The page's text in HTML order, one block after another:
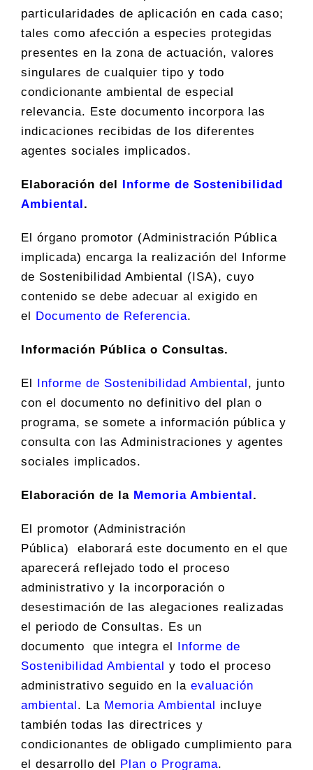
particularidades de aplicación en cada caso;
tales como afección a especies protegidas
presentes en la zona de actuación, valores
singulares de cualquier tipo y todo
condicionante ambiental de especial
relevancia. Este documento incorpora las
indicaciones recibidas de los diferentes
agentes sociales implicados.
Elaboración del
Informe de Sostenibilidad
Ambiental .
El órgano promotor (Administración Pública
implicada) encarga la realización del Informe
de Sostenibilidad Ambiental (ISA), cuyo
contenido se debe adecuar al exigido en
el
Documento de Referencia.
Información Pública o Consultas.
El Informe de Sostenibilidad Ambiental , junto
con el documento no definitivo del plan o
programa, se somete a información pública y
consulta con las Administraciones y agentes
sociales implicados.
Elaboración de la Memoria Ambiental .
El promotor (Administración
Pública) elaborará este documento en el que
aparecerá reflejado todo el proceso
administrativo y la incorporación o
desestimación de las alegaciones realizadas
el periodo de Consultas. Es un
documento que integra el
Informe de
Sostenibilidad Ambiental y todo el proceso
administrativo seguido en la evaluación
ambiental . La Memoria Ambiental
incluye
también todas las directrices y
condicionantes de obligado cumplimiento para
el desarrollo del
Plan o Programa.